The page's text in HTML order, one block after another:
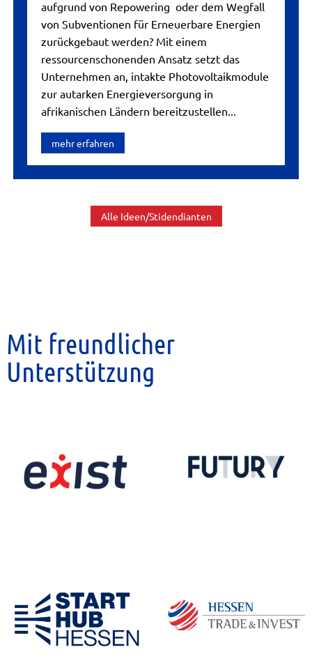
aufgrund von Repowering oder dem Wegfall
von Subventionen für Erneuerbare Energien
zurückgebaut werden? Mit einem
ressourcenschonenden Ansatz setzt das
Unternehmen an, intakte Photovoltaikmodule
zur autarken Energieversorgung in
afrikanischen Ländern bereitzustellen...
mehr erfahren
Alle Ideen/Stidendianten
Mit freundlicher
Unterstützung